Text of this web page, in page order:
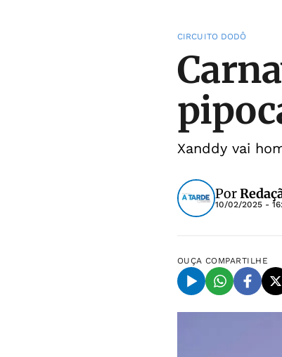
CIRCUITO DODÔ
Xanddy vai
Por
10/02/2025 -
OUÇA COMPARTILHE